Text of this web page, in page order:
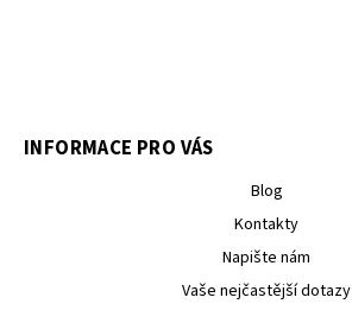
INFORMACE PRO VÁS
Blog
Kontakty
Napište nám
Vaše nejčastější dotazy